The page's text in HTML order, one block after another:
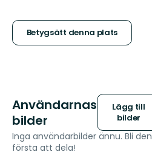
stjärnor
Betygsätt denna plats
Användarnas
bilder
Lägg till
bilder
Inga användarbilder ännu. Bli den
första att dela!